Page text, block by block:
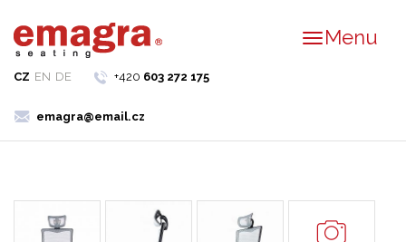
CZ EN DE +420 603 272 175
emagra@email.cz
Menu